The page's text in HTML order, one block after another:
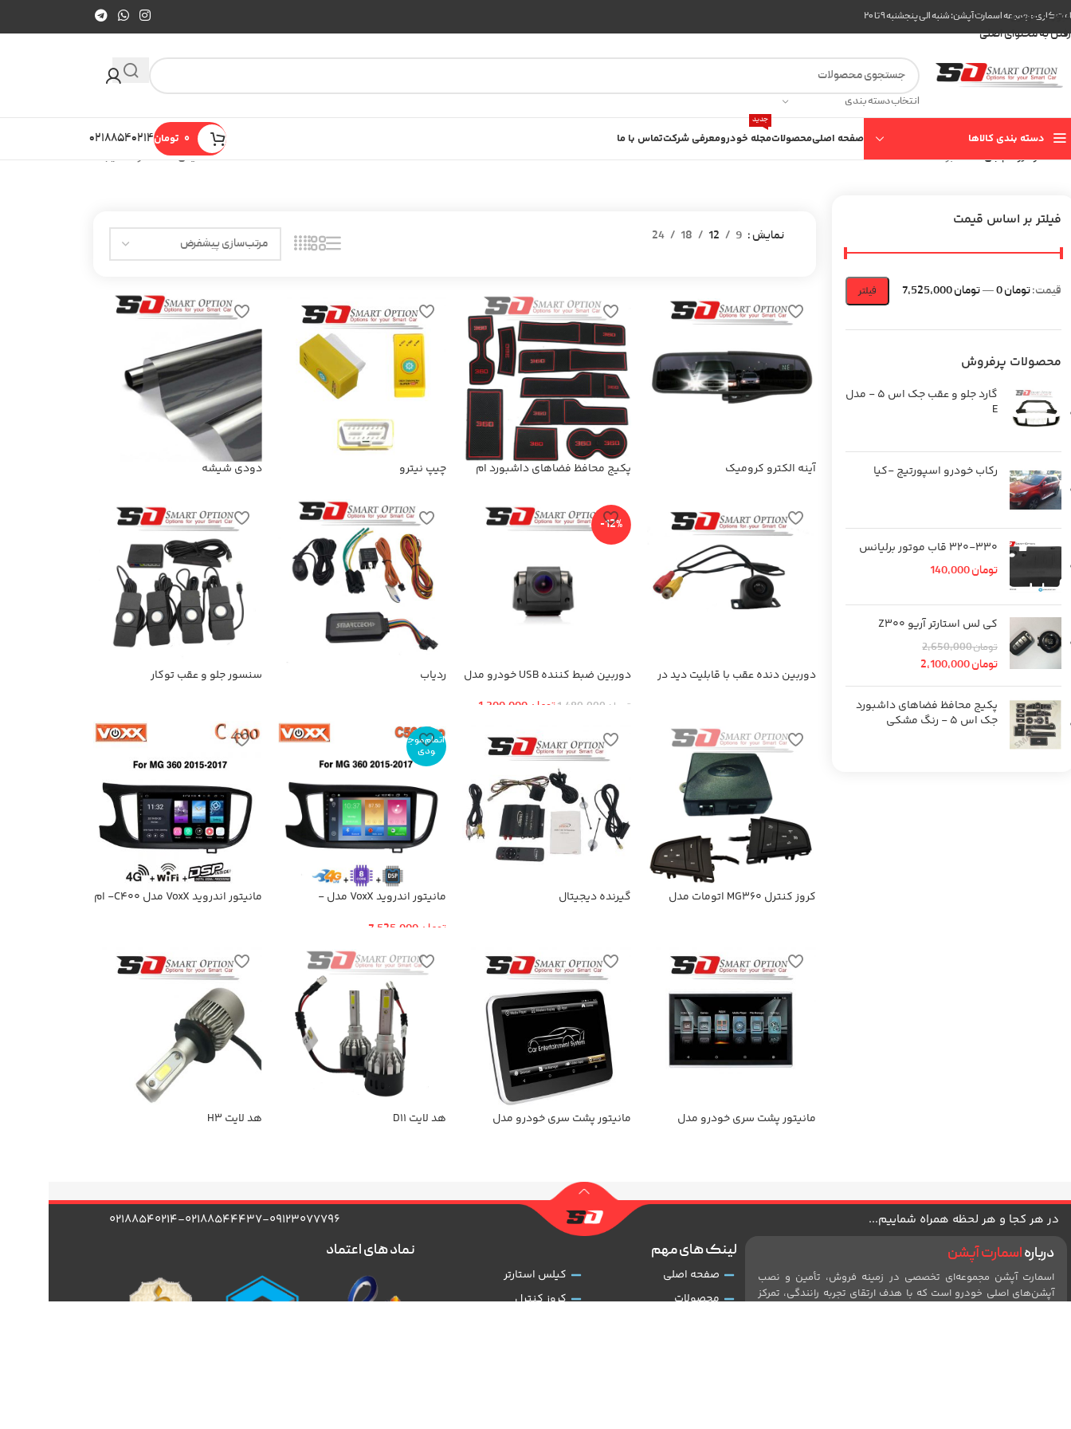
عبور به ناوبری
رفتن به محتوای اصلی
کاری مجموعه اسمارت آپشن: شنبه الی پنجشنبه ۹ تا ۲۰
انتخاب دسته بندی
دسته بندی کالاها صفحه اصلیمحصولاتمجله خودرو
جدید
معرفی شرکتتماس با ما تومان۰۲۱۸۸۵۴۰۲۱۴
خانه خودرو ام جی 360 برگه 2 نمایش 13–16 از 16 نتیجه
فیلتر بر اساس قیمت
فیلتر قیمت:تومان 0 —تومان 7,525,000
محصولات پرفروش
گارد جلو و عقب جک اس 5 - مدل
E
رکاب خودرو اسپورتیج -کیا
320-330 قاب موتور برلیانس
تومان
کی لس استارتر آریو Z300
تومان2,650,000
تومان
پکیج محافظ فضاهای داشبورد
جک اس 5 - رنگ مشکی
نمایش 9
12
18
24
آینه الکترو کرومیک
پکیج محافظ فضاهای داشبورد ام
چیپ نیترو دودی شیشه
دوربین دنده عقب با قابلیت دید در
-12%
دوربین ضبط کننده USB خودرو مدل
عقب
تومان تومان 1,300,000
ردیاب
سنسور جلو و عقب توکار
کروز کنترل MG360 اتومات مدل
گیرنده دیجیتال
اتمام موج
ودی
مانیتور اندروید VoxX مدل -
تومان
مانیتور اندروید VoxX مدل C400- ام
مانیتور پشت سری خودرو مدل
مانیتور پشت سری خودرو مدل
هد لایت D11 هد لایت H3
در هر کجا و هر لحظه همراه شماییم... ۰۲۱۸۸۵۴۰۲۱۴-۰۲۱۸۸۵۴۴۴۳۷-۰۹۱۲۳۰۷۷۷۹۶
دربارهاسمارت آپشن
اسمارت آپشن مجموعه‌ای تخصصی در زمینه فروش، تأمین و نصب
آپشن‌های اصلی خودرو است که با هدف ارتقای تجربه رانندگی، تمرکز
لینک های مهم
صفحه اصلی
محصولات
کیلس استارتر
کروز کنترل
نماد های اعتماد